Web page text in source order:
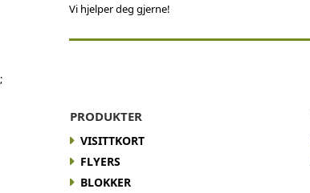
Vi hjelper deg gjerne!
;
PRODUKTER
VISITTKORT
FLYERS
BLOKKER